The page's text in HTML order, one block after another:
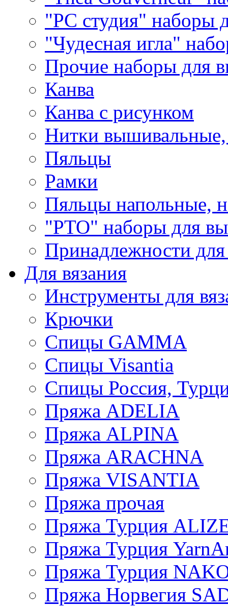
"РС студия" наборы
"Чудесная игла"
Прочие наборы для
Канва
Канва с рисунком
Нитки
Пяльцы
Рамки
Пяльцы напольные,
"РТО" наборы для
Принадлежности
Для вязания
Инструменты для
Крючки
Спицы GAMMA
Спицы Visantia
Спицы Россия,
Пряжа ADELIA
Пряжа ALPINA
Пряжа ARACHNA
Пряжа VISANTIA
Пряжа прочая
Пряжа Турция
Пряжа Турция
Пряжа Турция
Пряжа Норвегия